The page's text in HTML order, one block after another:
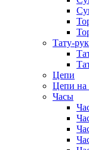
Тату-
Цепи
Цепи
Часы